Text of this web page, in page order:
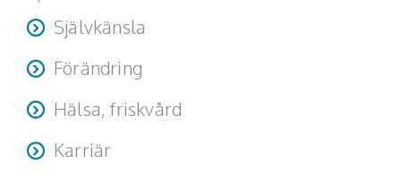
Självkänsla
Förändring
Hälsa, friskvård
Karriär